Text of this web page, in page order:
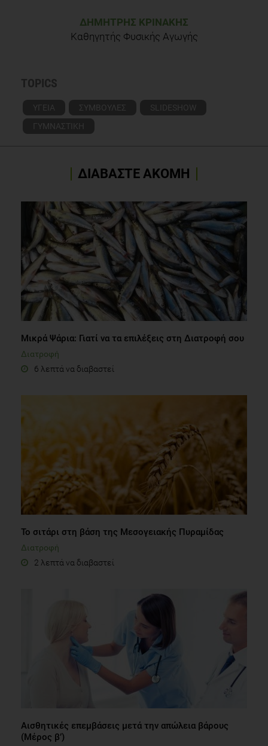
ΔΗΜΉΤΡΗΣ ΚΡΙΝΆΚΗΣ
Καθηγητής Φυσικής Αγωγής
TOPICS
ΥΓΕΙΑ ΣΥΜΒΟΥΛΕΣ
SLIDESHOW
ΓΥΜΝΑΣΤΙΚΗ
ΔΙΑΒΑΣΤΕ ΑΚΟΜΗ
Μικρά Ψάρια: Γιατί να τα επιλέξεις στη Διατροφή σου
Διατροφή
6 λεπτά να διαβαστεί
Το σιτάρι στη βάση της Μεσογειακής Πυραμίδας
Διατροφή
2 λεπτά να διαβαστεί
Αισθητικές επεμβάσεις μετά την απώλεια βάρους
(Μέρος β’)